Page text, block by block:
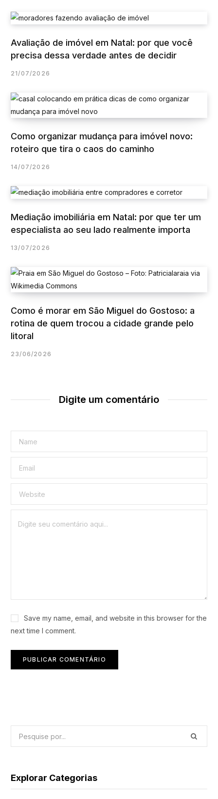
Avaliação de imóvel em Natal: por que você
precisa dessa verdade antes de decidir
21/07/2026
Como organizar mudança para imóvel novo:
roteiro que tira o caos do caminho
14/07/2026
Mediação imobiliária em Natal: por que ter um
especialista ao seu lado realmente importa
13/07/2026
Como é morar em São Miguel do Gostoso: a
rotina de quem trocou a cidade grande pelo
litoral
23/06/2026
Digite um comentário
Save my name, email, and website in this browser for the
next time I comment.
Explorar Categorias